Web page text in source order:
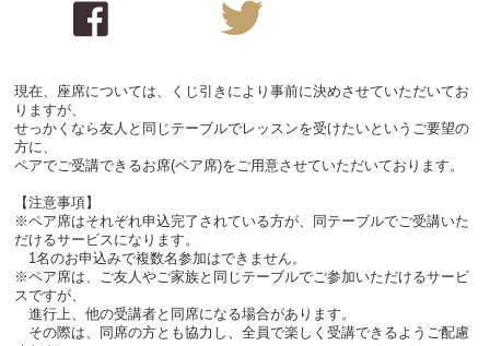
現在、座席については、くじ引きにより事前に決めさせていただいてお
りますが、
せっかくなら友人と同じテーブルでレッスンを受けたいというご要望の
方に、
ペアでご受講できるお席(ペア席)をご用意させていただいております。
【注意事項】
※ペア席はそれぞれ申込完了されている方が、同テーブルでご受講いた
だけるサービスになります。
1名のお申込みで複数名参加はできません。
※ペア席は、ご友人やご家族と同じテーブルでご参加いただけるサービ
スですが、
進行上、他の受講者と同席になる場合があります。
その際は、同席の方とも協力し、全員で楽しく受講できるようご配慮